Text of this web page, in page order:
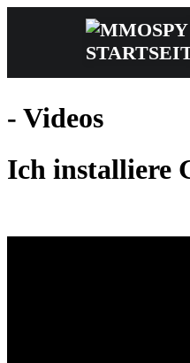
- Videos
Ich installiere